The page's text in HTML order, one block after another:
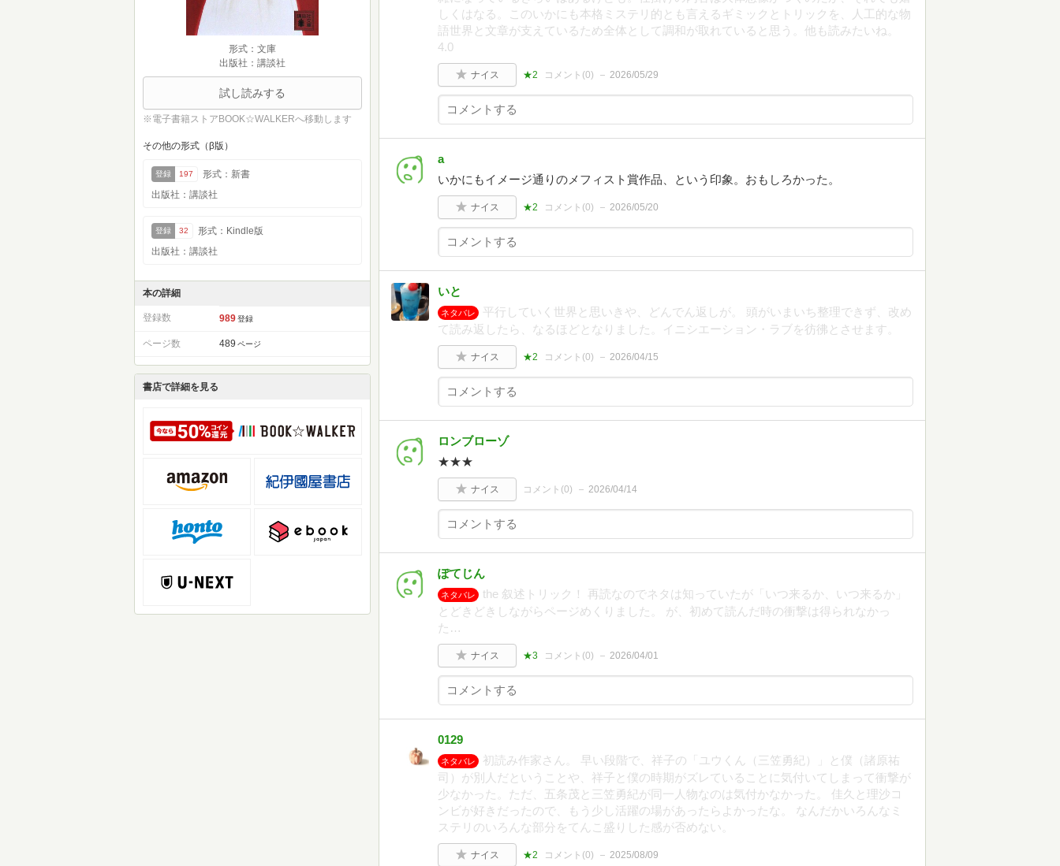
形式：文庫
出版社：講談社
試し読みする
※電子書籍ストアBOOK☆WALKERへ移動します
その他の形式（β版）
登録 197
形式：新書
出版社：講談社
登録 32
形式：Kindle版
出版社：講談社
本の詳細
登録数 989 登録
ページ数 489 ページ
書店で詳細を見る
しくはなる。このいかにも本格ミステリ的とも言えるギミックとトリックを、人工的な物
語世界と文章が支えているため全体として調和が取れていると思う。他も読みたいね。
4.0
ナイス ★2 コメント(0) 2026/05/29
a
いかにもイメージ通りのメフィスト賞作品、という印象。おもしろかった。
ナイス ★2 コメント(0) 2026/05/20
いと
ネタバレ
平行していく世界と思いきや、どんでん返しが。 頭がいまいち整理できず、改め
て読み返したら、なるほどとなりました。イニシエーション・ラブを彷彿とさせます。
ナイス ★2 コメント(0) 2026/04/15
ロンブローゾ
★★★
ナイス コメント(0) 2026/04/14
ぽてじん
ネタバレ
the 叙述トリック！ 再読なのでネタは知っていたが「いつ来るか、いつ来るか」
とどきどきしながらページめくりました。 が、初めて読んだ時の衝撃は得られなかっ
た…
ナイス ★3 コメント(0) 2026/04/01
0129
ネタバレ
初読み作家さん。 早い段階で、祥子の「ユウくん（三笠勇紀）」と僕（諸原祐
司）が別人だということや、祥子と僕の時期がズレていることに気付いてしまって衝撃が
少なかった。ただ、五条茂と三笠勇紀が同一人物なのは気付かなかった。 佳久と理沙コ
ンビが好きだったので、もう少し活躍の場があったらよかったな。 なんだかいろんなミ
ステリのいろんな部分をてんこ盛りした感が否めない。
ナイス ★2 コメント(0) 2025/08/09